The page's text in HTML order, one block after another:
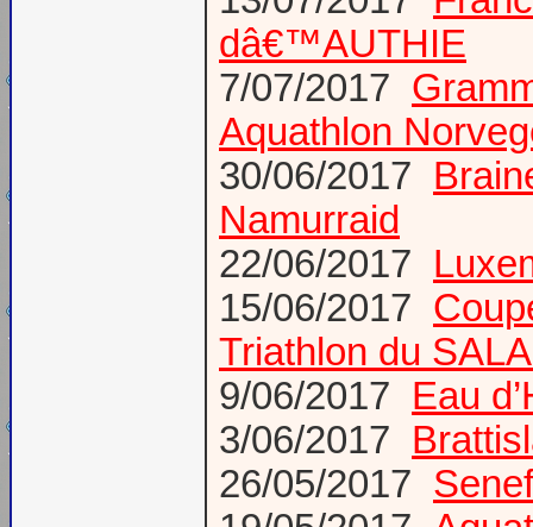
dâ€™AUTHIE
7/07/2017
Aquathlon
30/06/2017
Namurraid
22/06/2017
15/06/2017
Triathlon du
9/06/2017 Eau
3/06/2017
26/05/2017